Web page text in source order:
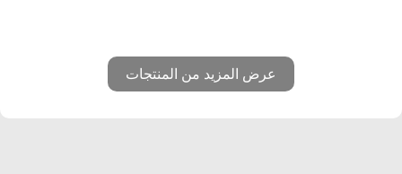
عرض المزيد من المنتجات